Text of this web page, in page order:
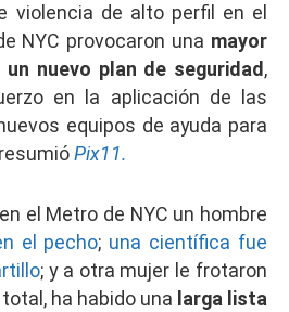
violencia de alto perfil en el
NYC provocaron una mayor
nuevo plan de seguridad,
en la aplicación de las
equipos de ayuda para
Pix11.
el Metro de NYC un hombre
el pecho; una científica fue
; y a otra mujer le frotaron
ha habido una larga lista